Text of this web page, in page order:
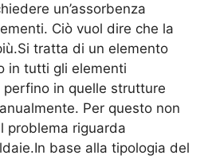
un’assorbenza
Ciò vuol dire che la
tratta di un elemento
in tutti gli elementi
perfino in quelle strutture
Per questo non
problema riguarda
base alla tipologia del